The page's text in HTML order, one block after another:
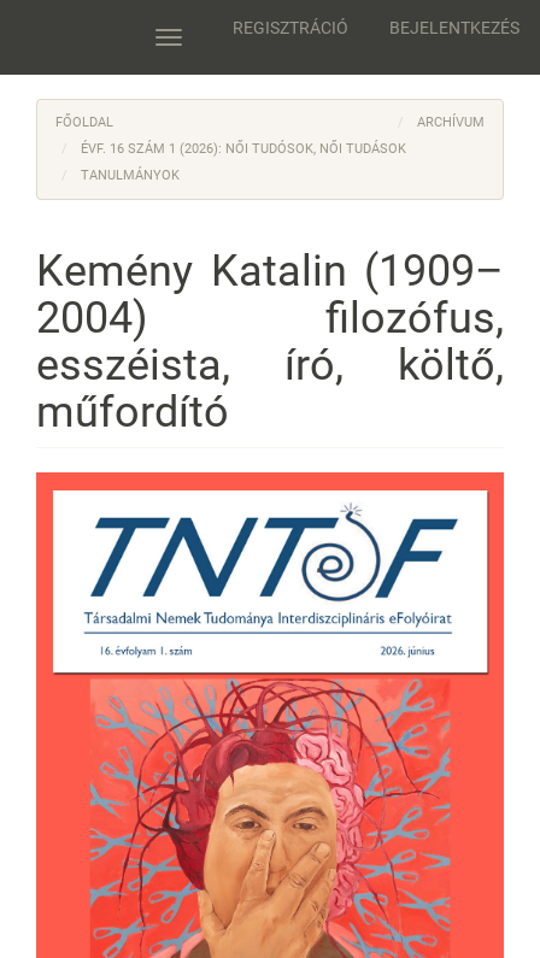
REGISZTRÁCIÓ BEJELENTKEZÉS
Toggle
FŐOLDAL
ARCHÍVUM
ÉVF. 16 SZÁM 1 (2026): NŐI TUDÓSOK, NŐI TUDÁSOK
TANULMÁNYOK
Kemény Katalin (1909–
2004) filozófus,
esszéista, író, költő,
műfordító
Article
Sidebar